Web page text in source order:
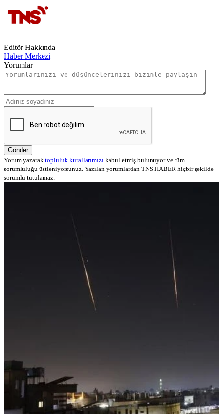
Editör Hakkında
Haber Merkezi
Yorumlar
Gönder
Yorum yazarak topluluk kurallarımızı kabul etmiş bulunuyor ve tüm
sorumluluğu üstleniyorsunuz. Yazılan yorumlardan TNS HABER hiçbir şekilde
sorumlu tutulamaz.